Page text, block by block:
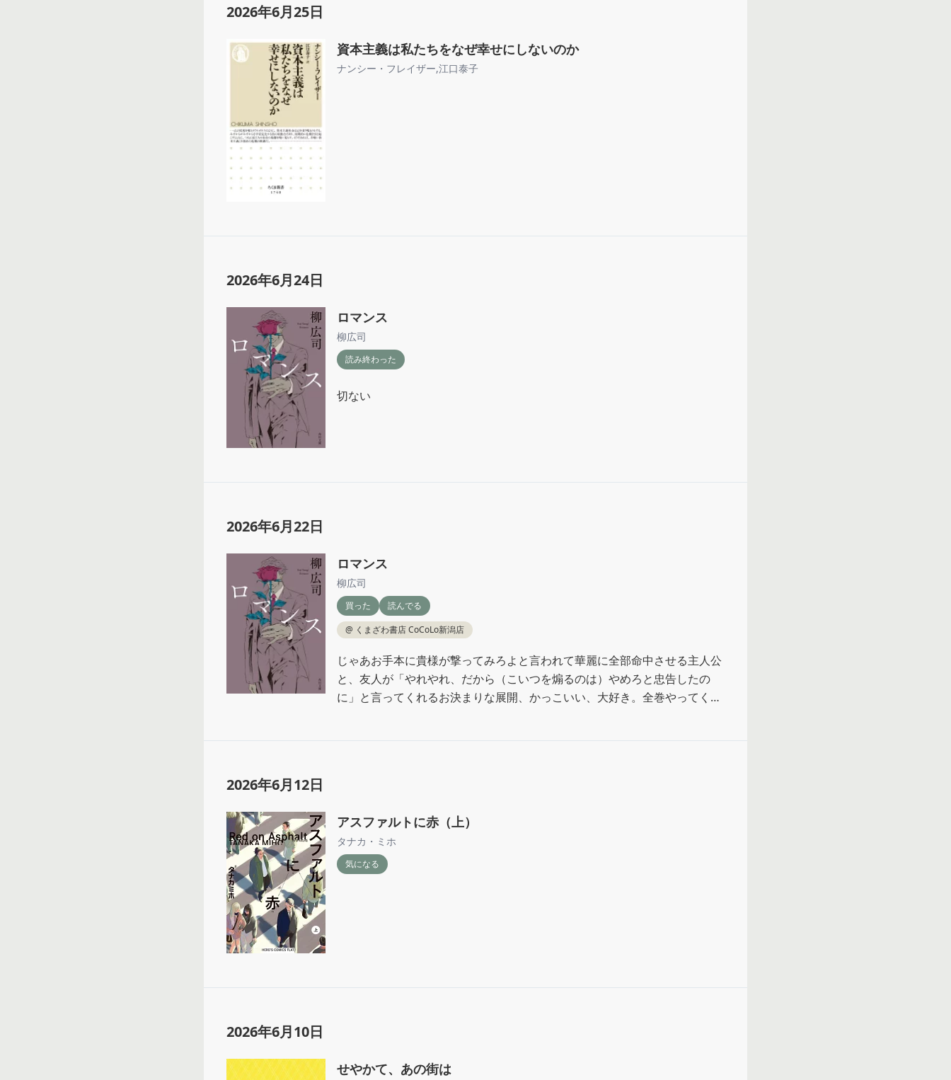
2026年6月25日
資本主義は私たちをなぜ幸せにしないのか
ナンシー・フレイザー,江口泰子
2026年6月24日
ロマンス
柳広司
読み終わった
切ない
2026年6月22日
ロマンス
柳広司
買った
読んでる
@ くまざわ書店 CoCoLo新潟店
じゃあお手本に貴様が撃ってみろよと言われて華麗に全部命中させる主人公
と、友人が「やれやれ、だから（こいつを煽るのは）やめろと忠告したの
に」と言ってくれるお決まりな展開、かっこいい、大好き。全巻やってくれ
2026年6月12日
アスファルトに赤（上）
タナカ・ミホ
気になる
2026年6月10日
せやかて、あの街は